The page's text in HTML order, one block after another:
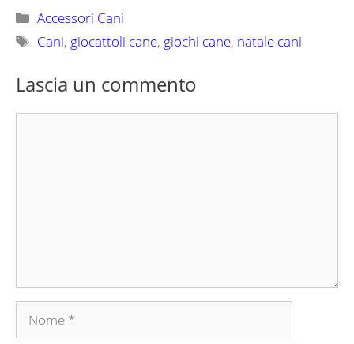
Categorie
Accessori Cani
Tag
Cani, giocattoli cane, giochi cane, natale cani
Lascia un commento
Nome